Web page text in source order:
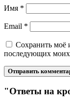
Имя *
Email *
Сохранить моё
последующих
"Ответы на